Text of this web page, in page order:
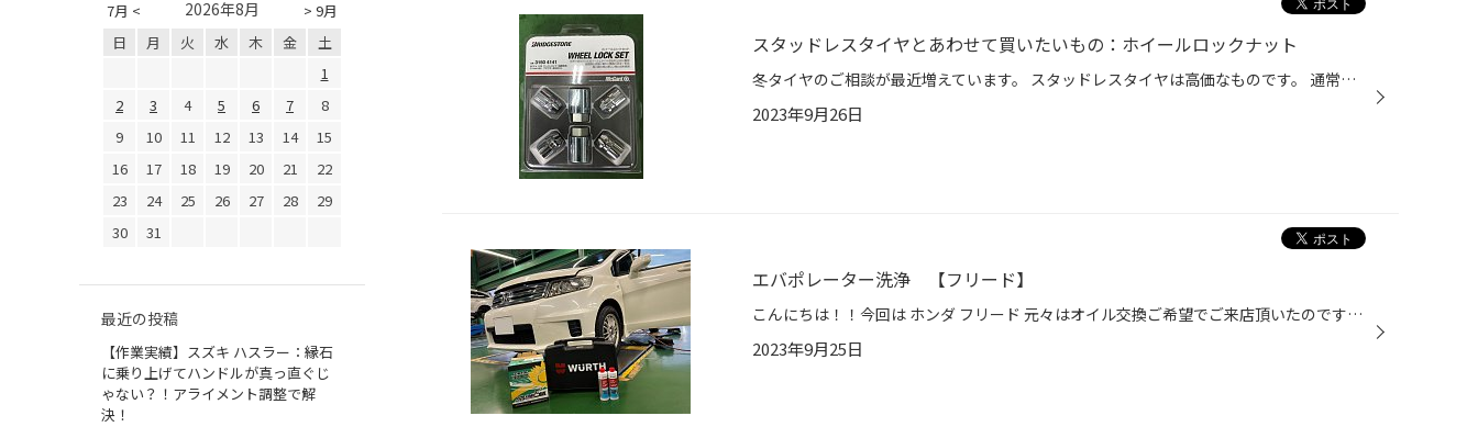
スタッドレスタイヤとあわせて買いたいもの：ホイールロックナット
冬タイヤのご相談が最近増えています。 スタッドレスタイヤは高価なものです。 通常夏タイヤ：ノーマルのタイヤよりも高価な商品です。 とくにホイールセットで用意される方がほとんどなので、より高額になります。 そのため、悔しいことに盗難の被害にあわれる方もいらっしゃいます。 盗難を防止す...
2023年9月26日
エバポレーター洗浄 【フリード】
こんにちは！！今回は ホンダ フリード 元々はオイル交換ご希望でご来店頂いたのですが バッテリー交換＆エバポレーター洗浄ご用命頂きましたのでご紹介いたします！！ こちらのフリードのオーナー様はお子様がいらっしゃると言う事で エバポレーター洗浄には大分感心頂いておりました！！ それでは...
2023年9月25日
7月 < > 9月
2026年8月
日 月 火 水 木 金
土
1
2
3 4 5 6 7
8
9
10 11 12 13 14
15
16
17 18 19 20 21
22
23
24 25 26 27 28
29
30
31
最近の投稿
【作業実績】スズキ ハスラー：縁石
に乗り上げてハンドルが真っ直ぐじ
ゃない？！アライメント調整で解
決！